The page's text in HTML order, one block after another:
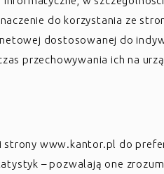
do korzystania ze
dostosowanej do
przechowywania ich na
www.kantor.pl do
– pozwalają one